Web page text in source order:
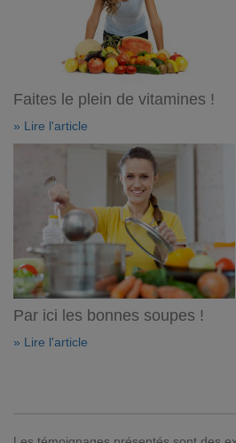
Faites le plein de vitamines !
» Lire l'article
Par ici les bonnes soupes !
» Lire l'article